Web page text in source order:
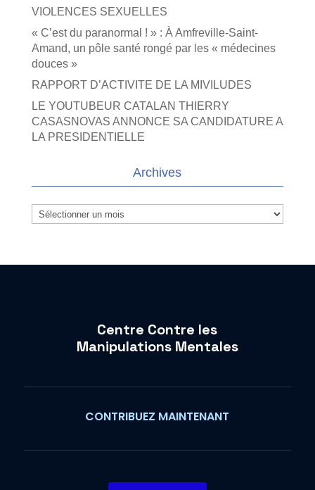
VIOLENCES SEXUELLES
« C’est du paranormal ! » : À Amfreville-Saint-
Amand, un pôle santé rongé par les « médecines
douces »
RAPPORT D’ACTIVITE DE LA MIVILUDES
LE YOUTUBEUR CATALAN THIERRY
CASASNOVAS ANNONCE SA CANDIDATURE A
LA PRESIDENTIELLE
Archives
Archives
Centre Contre les
Manipulations Mentales
CONTRIBUEZ MAINTENANT